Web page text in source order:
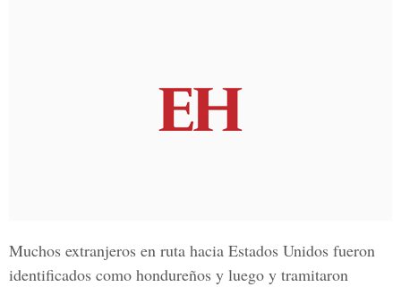
Muchos extranjeros en ruta hacia Estados Unidos fueron
identificados como hondureños y luego y tramitaron